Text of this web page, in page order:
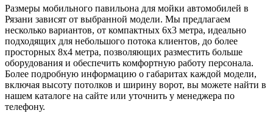
Размеры мобильного павильона для мойки автомобилей в
Рязани зависят от выбранной модели. Мы предлагаем
несколько вариантов, от компактных 6х3 метра, идеально
подходящих для небольшого потока клиентов, до более
просторных 8х4 метра, позволяющих разместить больше
оборудования и обеспечить комфортную работу персонала.
Более подробную информацию о габаритах каждой модели,
включая высоту потолков и ширину ворот, вы можете найти в
нашем каталоге на сайте или уточнить у менеджера по
телефону.